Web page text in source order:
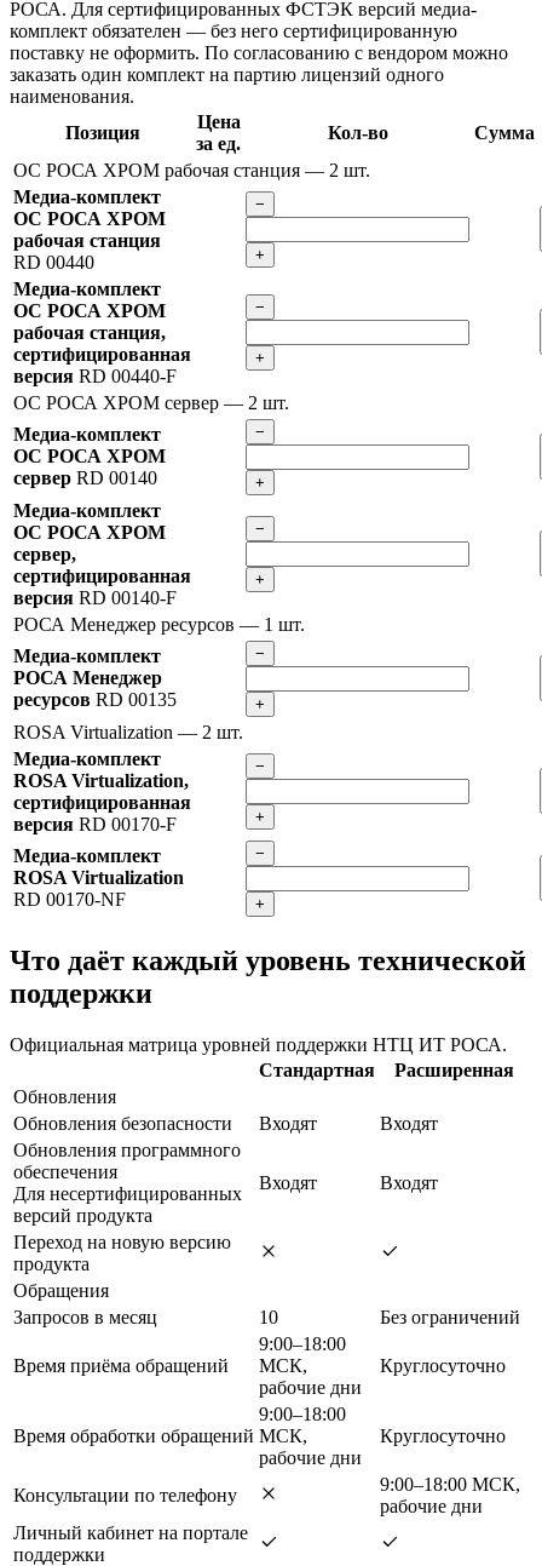
РОСА. Для сертифицированных ФСТЭК версий медиа-
комплект обязателен — без него сертифицированную
поставку не оформить. По согласованию с вендором можно
заказать один комплект на партию лицензий одного
наименования.
Позиция
Цена
за ед.
Кол-во
Сумма
ОС РОСА ХРОМ рабочая станция — 2 шт.
Медиа-комплект
ОС РОСА ХРОМ
рабочая станция
RD 00440
−
+
Медиа-комплект
ОС РОСА ХРОМ
рабочая станция,
сертифицированная
версия RD 00440-F
−
+
ОС РОСА ХРОМ сервер — 2 шт.
Медиа-комплект
ОС РОСА ХРОМ
сервер RD 00140
−
+
Медиа-комплект
ОС РОСА ХРОМ
сервер,
сертифицированная
версия RD 00140-F
−
+
РОСА Менеджер ресурсов — 1 шт.
Медиа-комплект
РОСА Менеджер
ресурсов RD 00135
−
+
ROSA Virtualization — 2 шт.
Медиа-комплект
ROSA Virtualization,
сертифицированная
версия RD 00170-F
−
+
Медиа-комплект
ROSA Virtualization
RD 00170-NF
−
+
Что даёт каждый уровень технической
поддержки
Официальная матрица уровней поддержки НТЦ ИТ РОСА.
Стандартная
Расширенная
Обновления
Обновления безопасности
Входят
Входят
Обновления программного
обеспечения
Для несертифицированных
версий продукта
Входят Входят
Переход на новую версию
продукта
Обращения
Запросов в месяц
10 Без ограничений
Время приёма обращений
9:00–18:00
МСК,
рабочие дни
Круглосуточно
Время обработки обращений
9:00–18:00
МСК,
рабочие дни
Круглосуточно
Консультации по телефону
9:00–18:00 МСК,
рабочие дни
Личный кабинет на портале
поддержки